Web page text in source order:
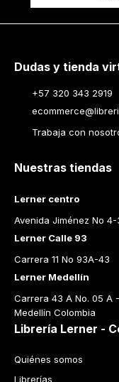
Dudas y tienda
+57 320 343 2919
Trabaja con
Nuestras tiendas
Lerner centro
Avenida Jiménez No 4-
Lerner Calle 93
Carrera 11 No 93A-43
Lerner Medellín
Carrera 43 A No. 05 A
Medellín Colombia
Librería Lerner -
Quiénes somos
Librerías